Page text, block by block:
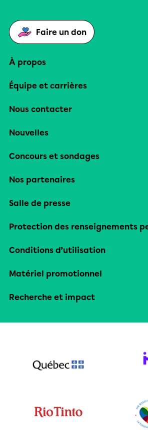
Faire un don
À propos
Équipe et carrières
Nous contacter
Nouvelles
Concours et sondages
Nos partenaires
Salle de presse
Protection des renseignements
Conditions d’utilisation
Matériel promotionnel
Recherche et impact